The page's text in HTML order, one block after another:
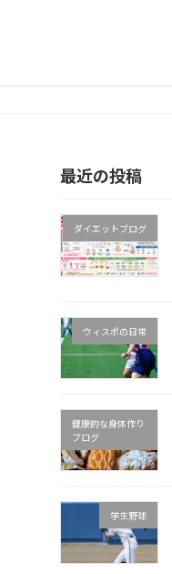
最近の投稿
ダイエットブログ
ウィスポの日常
健康的な身体作り
ブログ
学生野球